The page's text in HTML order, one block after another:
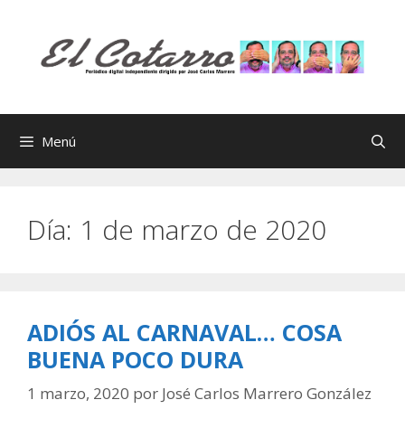
contenido
Menú
Día: 1 de marzo de 2020
ADIÓS AL CARNAVAL… COSA
BUENA POCO DURA
1 marzo, 2020 por José Carlos Marrero González